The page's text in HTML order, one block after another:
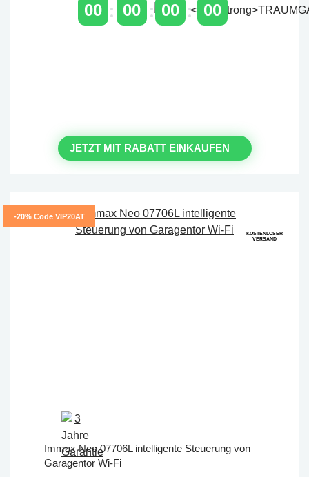
00 00 00 00
JETZT MIT RABATT EINKAUFEN
-20% Code VIP20AT
KOSTENLOSER
VERSAND
Immax Neo 07706L intelligente Steuerung von
Garagentor Wi-Fi